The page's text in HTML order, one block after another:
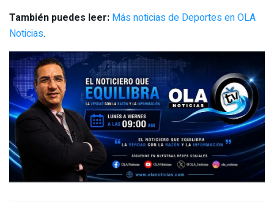
También puedes leer: Más noticias de Deportes en OLA
Noticias.